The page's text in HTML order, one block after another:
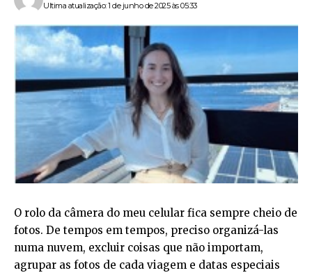
Ultima atualização: 1 de junho de 2025 às 05:33
O rolo da câmera do meu celular fica sempre cheio de
fotos. De tempos em tempos, preciso organizá-las
numa nuvem, excluir coisas que não importam,
agrupar as fotos de cada viagem e datas especiais